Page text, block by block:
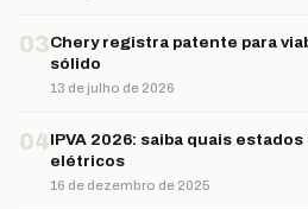
03Chery registra patente para
sólido
13 de julho de 2026
04IPVA 2026: saiba quais
elétricos
16 de dezembro de 2025